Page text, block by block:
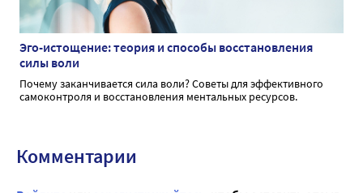
Эго-истощение: теория и способы восстановления
силы воли
Почему заканчивается сила воли? Советы для эффективного
самоконтроля и восстановления ментальных ресурсов.
Комментарии